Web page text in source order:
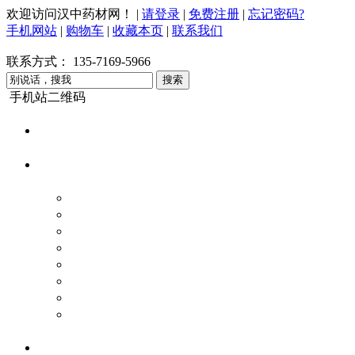
欢迎访问汉中药材网！ | 请登录 | 免费注册 | 忘记密码?
手机网站 | 购物车 | 收藏本页 | 联系我们
联系方式： 135-7169-5966
手机站二维码